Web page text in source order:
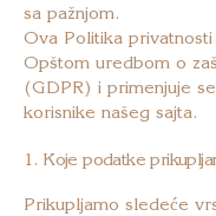
sa pažnjom.
Ova Politika
Opštom uredbom o
(GDPR) i primenjuje
korisnike našeg sajta.
1. Koje podatke
Prikupljamo sledeće